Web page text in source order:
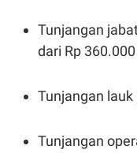
Tunjangan
dari Rp
Tunjangan lauk
Tunjangan